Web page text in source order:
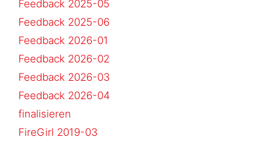
Feedback 2025-05
Feedback 2025-06
Feedback 2026-01
Feedback 2026-02
Feedback 2026-03
Feedback 2026-04
finalisieren
FireGirl 2019-03